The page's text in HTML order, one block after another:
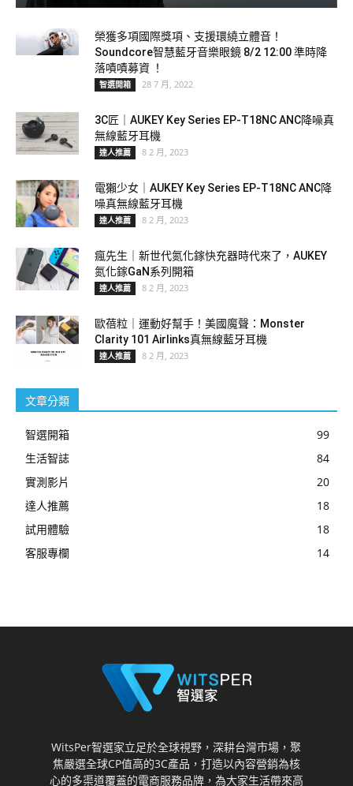
榮獲多項國際獎項、支援環繞立體音！
Soundcore智慧藍牙音樂眼鏡 8/2 12:00 準時降
落嘖嘖募資 ！
智選開箱 28 7 月, 2022
3C匠｜AUKEY Key Series EP-T18NC ANC降噪真
無線藍牙耳機
達人推薦 8 2 月, 2023
電獺少女｜AUKEY Key Series EP-T18NC ANC降
噪真無線藍牙耳機
達人推薦 8 2 月, 2023
瘋先生｜新世代氮化鎵快充器時代來了，AUKEY
氮化鎵GaN系列開箱
達人推薦 8 2 月, 2023
歐蓓粒｜運動好幫手！美國魔聲：Monster
Clarity 101 Airlinks真無線藍牙耳機
達人推薦 8 2 月, 2023
文章分類
智選開箱
99
生活智誌
84
實測影片
20
達人推薦
18
試用體驗
18
客服專欄
14
WitsPer智選家立足於全球視野，深耕台灣市場，聚
焦嚴選全球CP值高的3C產品，打造以內容營銷為核
心的多渠道覆蓋的電商服務品牌，為大家生活帶來高